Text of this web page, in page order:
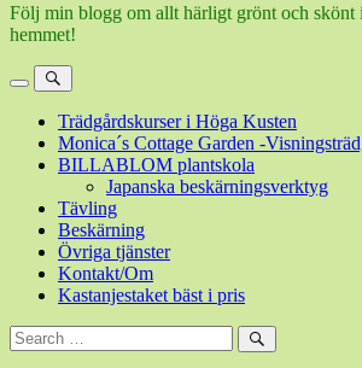
Följ min blogg om allt härligt grönt och skönt
hemmet!
MenySök
Trädgårdskurser i Höga Kusten
Monica´s Cottage Garden -
BILLABLOM plantskola
Japanska beskärningsverktyg
Tävling
Beskärning
Övriga tjänster
Kontakt/Om
Kastanjestaket bäst i pris
Sök
efter:
Sök